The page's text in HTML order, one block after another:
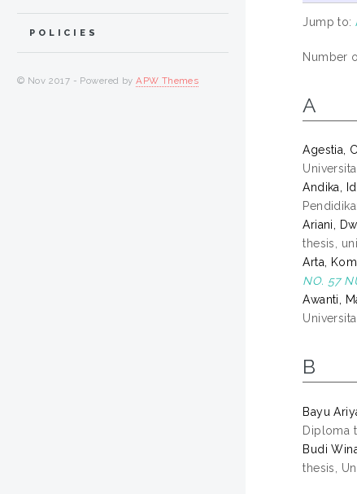
Jump to:
Number
A
Agestia,
Andika,
Ariani,
thesis,
Arta,
NO. 57
Awanti,
B
Bayu
Diploma
Budi
thesis,
POLICIES
© Nov 2017 - Powered byAPW Themes